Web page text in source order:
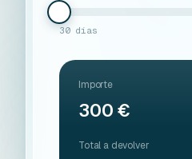
30 días
Importe
300 €
Total a devolver